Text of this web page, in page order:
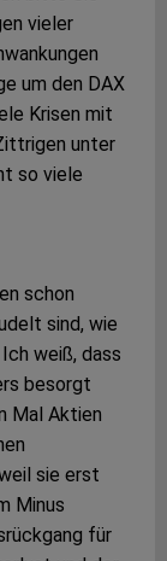
vieler
um den DAX
Krisen mit
unter
so viele
schon
sind, wie
weiß, dass
besorgt
Mal Aktien
sie erst
Minus
für